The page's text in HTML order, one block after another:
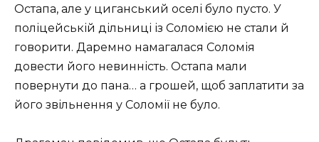
Остапа, але у циганський оселі було пусто. У
поліцейській дільниці із Соломією не стали й
говорити. Даремно намагалася Соломія
довести його невинність. Остапа мали
повернути до пана… а грошей, щоб заплатити за
його звільнення у Соломії не було.